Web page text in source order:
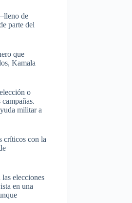
de
parte del
que
Kamala
o
militar a
críticos con la
elecciones
en una